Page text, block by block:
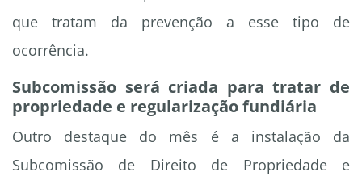
que tratam da prevenção a esse tipo de
ocorrência.
Subcomissão será criada para tratar de
propriedade e regularização fundiária
Outro destaque do mês é a instalação da
Subcomissão de Direito de Propriedade e